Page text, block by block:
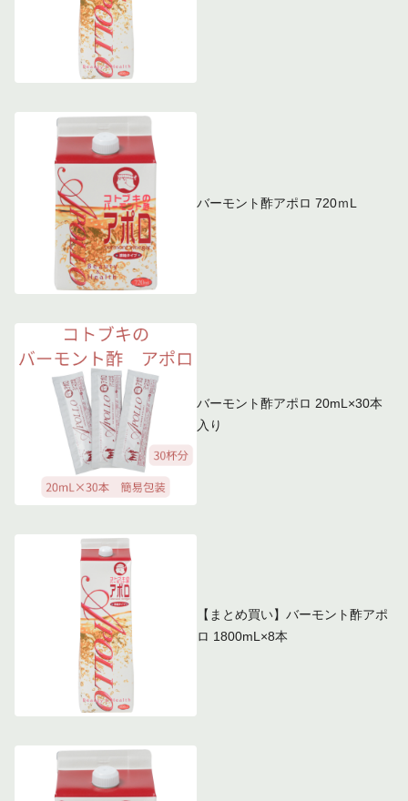
バーモント酢アポロ 720ｍL
バーモント酢アポロ 20mL×30本
入り
【まとめ買い】バーモント酢アポ
ロ 1800mL×8本